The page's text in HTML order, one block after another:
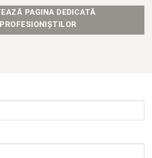
PAGINA DEDICATĂ
PROFESIONIȘTILOR